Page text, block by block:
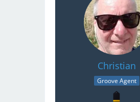
Christian
Groove Agent